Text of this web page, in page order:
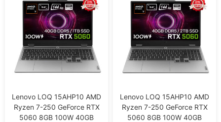
Lenovo LOQ 15AHP10 AMD
Ryzen 7-250 GeForce RTX
5060 8GB 100W 40GB
Lenovo LOQ 15AHP10 AMD
Ryzen 7-250 GeForce RTX
5060 8GB 100W 40GB